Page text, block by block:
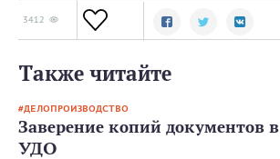
3412
Также читайте
ДЕЛОПРОИЗВОДСТВО
Заверение копий документов в
УДО